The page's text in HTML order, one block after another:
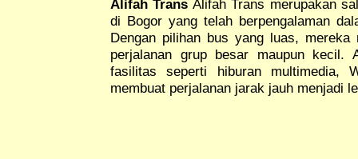
Alifah Trans Alifah Trans merupakan
di Bogor yang telah berpengalaman
Dengan pilihan bus yang luas, mereka
perjalanan grup besar maupun kecil.
fasilitas seperti hiburan multimedia,
membuat perjalanan jarak jauh menjadi